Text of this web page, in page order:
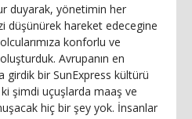
duyarak, yönetimin her
düşünürek hareket edecegine
konforlu ve
Avrupanın en
girdik bir SunExpress kültürü
şimdi uçuşlarda maaş ve
hiç bir şey yok. İnsanlar